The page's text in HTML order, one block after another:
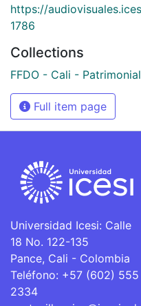
https://
1786
Collections
FFDO - Cali - Patrimonial
Full item page
Universidad Icesi: Calle
18 No. 122-135
Pance, Cali - Colombia
Teléfono: +57 (602) 555
2334